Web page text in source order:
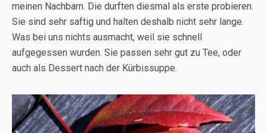
meinen Nachbarn. Die durften diesmal als erste probieren.
Sie sind sehr saftig und halten deshalb nicht sehr lange.
Was bei uns nichts ausmacht, weil sie schnell
aufgegessen wurden. Sie passen sehr gut zu Tee, oder
auch als Dessert nach der Kürbissuppe.